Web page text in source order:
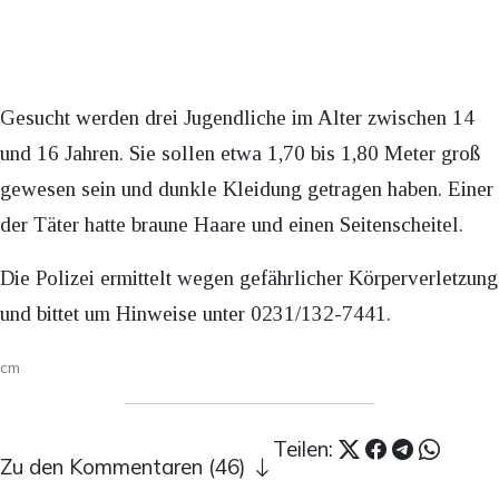
Gesucht werden drei Jugendliche im Alter zwischen 14
und 16 Jahren. Sie sollen etwa 1,70 bis 1,80 Meter groß
gewesen sein und dunkle Kleidung getragen haben. Einer
der Täter hatte braune Haare und einen Seitenscheitel.
Die Polizei ermittelt wegen gefährlicher Körperverletzung
und bittet um Hinweise unter 0231/132-7441.
cm
Teilen:
Zu den Kommentaren (46)